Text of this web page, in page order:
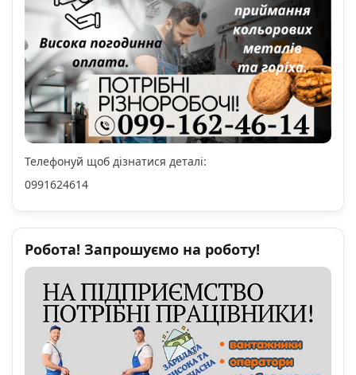
Телефонуй щоб дізнатися деталі:
0991624614
Робота! Запрошуємо на роботу!